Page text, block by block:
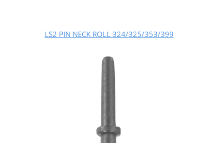
LS2 PIN NECK ROLL 324/325/353/399